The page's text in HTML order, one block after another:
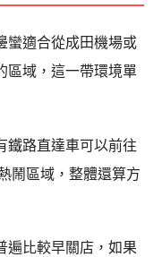
蠻適合從成田機場或
區域，這一帶環境單
鐵路直達車可以前往
鬧區域，整體還算方
遍比較早關店，如果